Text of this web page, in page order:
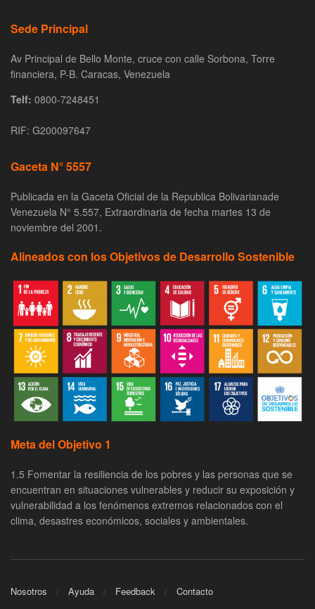
Sede Principal
Av Principal de Bello Monte, cruce con calle Sorbona, Torre
financiera, P-B. Caracas, Venezuela
Telf: 0800-7248451
RIF: G200097647
Gaceta N° 5557
Publicada en la Gaceta Oficial de la Republica Bolivarianade
Venezuela N° 5.557, Extraordinaria de fecha martes 13 de
noviembre del 2001.
Alineados con los Objetivos de Desarrollo Sostenible
Meta del Objetivo 1
1.5 Fomentar la resiliencia de los pobres y las personas que se
encuentran en situaciones vulnerables y reducir su exposición y
vulnerabilidad a los fenómenos extremos relacionados con el
clima, desastres económicos, sociales y ambientales.
Nosotros Ayuda Feedback Contacto